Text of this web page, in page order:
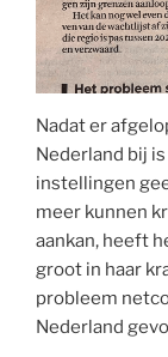
Nadat er
Nederland bij
instellingen
meer kunnen
aankan, heeft
groot in haar
probleem
Nederland